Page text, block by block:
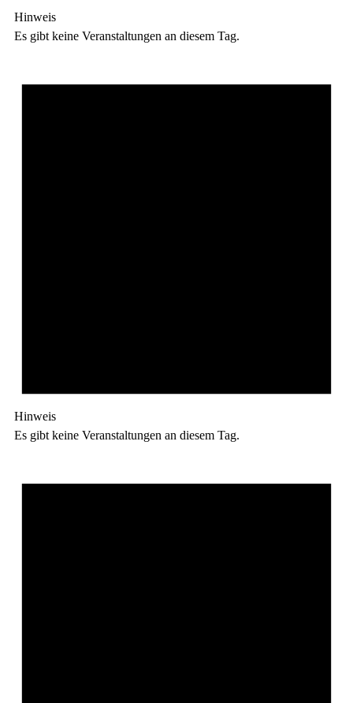
Hinweis
Es gibt keine Veranstaltungen an diesem Tag.
Hinweis
Es gibt keine Veranstaltungen an diesem Tag.